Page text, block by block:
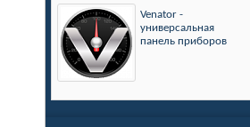
Venator -
универсальная
панель приборов